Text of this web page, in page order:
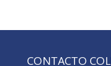
CONTACTO